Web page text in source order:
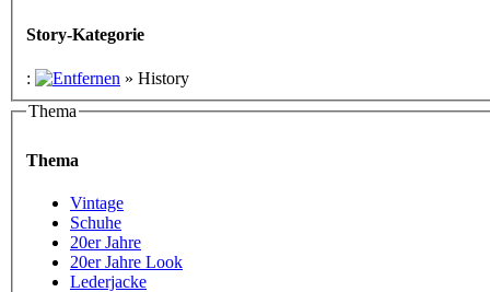
Story-Kategorie
: » History
Thema
Thema
Vintage
Schuhe
20er Jahre
20er Jahre Look
Lederjacke